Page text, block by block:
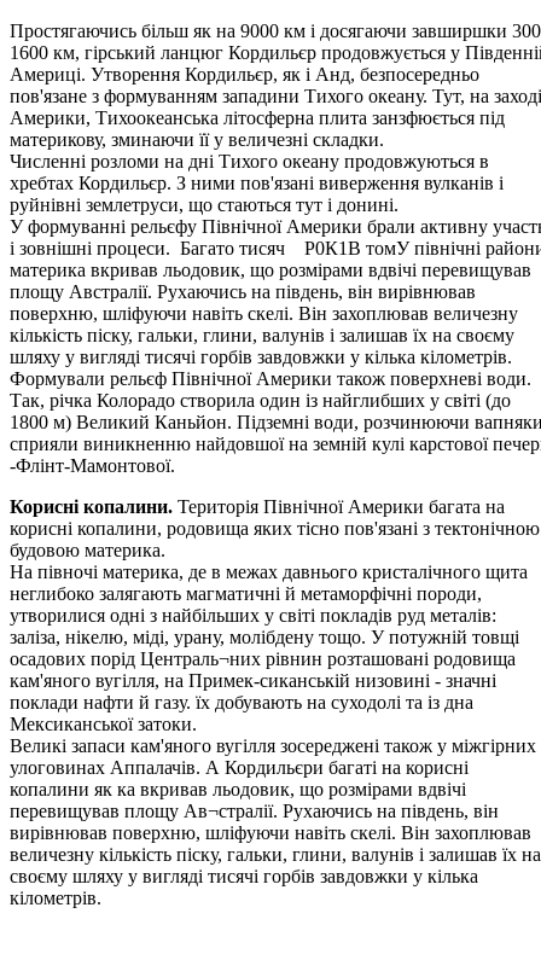
Простягаючись більш як на 9000 км і досягаючи завширшки
1600 км, гірський ланцюг Кордильєр продовжується у
Америці. Утворення Кордильєр, як і Анд, безпосередньо
пов'язане з формуванням западини Тихого океану. Тут, на заході
Америки, Тихоокеанська літосферна плита занзфюється під
материкову, зминаючи її у величезні складки.
Численні розломи на дні Тихого океану продовжуються в
хребтах Кордильєр. З ними пов'язані виверження вулканів і
руйнівні землетруси, що стаються тут і донині.
У формуванні рельєфу Північної Америки брали активну
і зовнішні процеси. Багато тисяч Р0К1В томУ північні
материка вкривав льодовик, що розмірами вдвічі перевищував
площу Австралії. Рухаючись на південь, він вирівнював
поверхню, шліфуючи навіть скелі. Він захоплював величезну
кількість піску, гальки, глини, валунів і залишав їх на своєму
шляху у вигляді тисячі горбів завдовжки у кілька кілометрів.
Формували рельєф Північної Америки також поверхневі води.
Так, річка Колорадо створила один із найглибших у світі (до
1800 м) Великий Каньйон. Підземні води, розчинюючи
сприяли виникненню найдовшої на земній кулі карстової
-Флінт-Мамонтової.
Корисні копалини. Територія Північної Америки багата на
корисні копалини, родовища яких тісно пов'язані з тектонічною
будовою материка.
На півночі материка, де в межах давнього кристалічного щита
неглибоко залягають магматичні й метаморфічні породи,
утворилися одні з найбільших у світі покладів руд металів:
заліза, нікелю, міді, урану, молібдену тощо. У потужній товщі
осадових порід Централь¬них рівнин розташовані родовища
кам'яного вугілля, на Примек-сиканській низовині - значні
поклади нафти й газу. їх добувають на суходолі та із дна
Мексиканської затоки.
Великі запаси кам'яного вугілля зосереджені також у міжгірних
улоговинах Аппалачів. А Кордильєри багаті на корисні
копалини як ка вкривав льодовик, що розмірами вдвічі
перевищував площу Ав¬стралії. Рухаючись на південь, він
вирівнював поверхню, шліфуючи навіть скелі. Він захоплював
величезну кількість піску, гальки, глини, валунів і залишав їх на
своєму шляху у вигляді тисячі горбів завдовжки у кілька
кілометрів.